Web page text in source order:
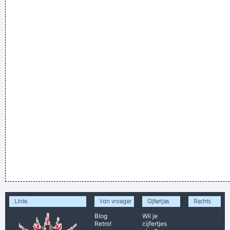
Links
Van vroeger
Blog
Retro!
Cijfertjes
Wil je
cijfertjes
Rechts